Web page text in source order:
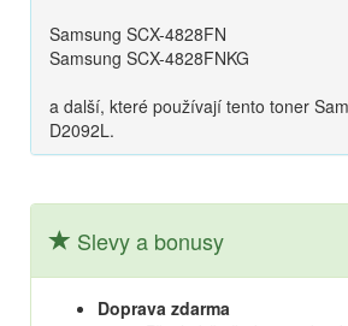
Samsung SCX-4828FN
Samsung SCX-4828FNKG
a další, které používají tento toner
D2092L.
Slevy a bonusy
Doprava zdarma